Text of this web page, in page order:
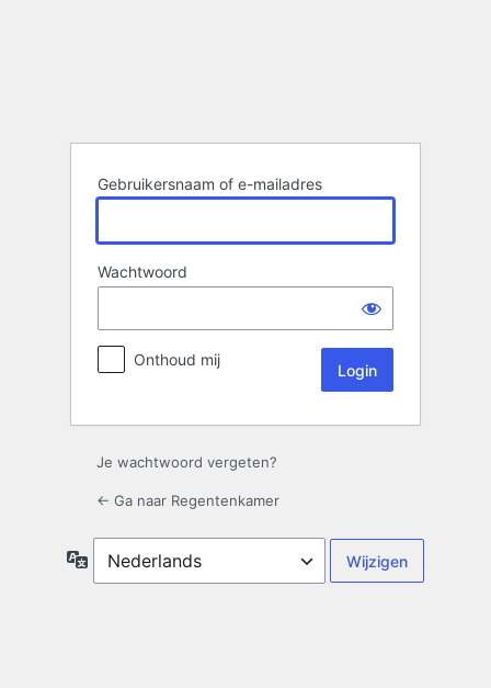
Gebruikersnaam of e-mailadres
Wachtwoord
Onthoud mij
Je wachtwoord vergeten?
← Ga naar Regentenkamer
Taal